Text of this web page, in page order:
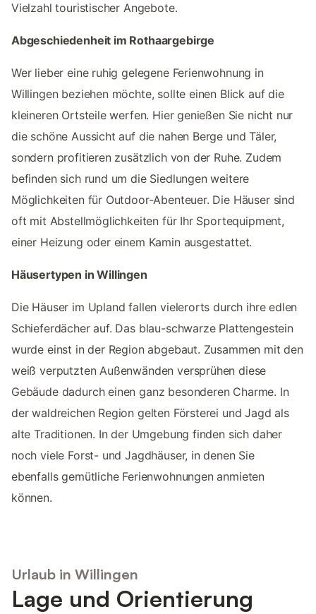
Vielzahl touristischer Angebote.
Abgeschiedenheit im Rothaargebirge
Wer lieber eine ruhig gelegene Ferienwohnung in
Willingen beziehen möchte, sollte einen Blick auf die
kleineren Ortsteile werfen. Hier genießen Sie nicht nur
die schöne Aussicht auf die nahen Berge und Täler,
sondern profitieren zusätzlich von der Ruhe. Zudem
befinden sich rund um die Siedlungen weitere
Möglichkeiten für Outdoor-Abenteuer. Die Häuser sind
oft mit Abstellmöglichkeiten für Ihr Sportequipment,
einer Heizung oder einem Kamin ausgestattet.
Häusertypen in Willingen
Die Häuser im Upland fallen vielerorts durch ihre edlen
Schieferdächer auf. Das blau-schwarze Plattengestein
wurde einst in der Region abgebaut. Zusammen mit den
weiß verputzten Außenwänden versprühen diese
Gebäude dadurch einen ganz besonderen Charme. In
der waldreichen Region gelten Försterei und Jagd als
alte Traditionen. In der Umgebung finden sich daher
noch viele Forst- und Jagdhäuser, in denen Sie
ebenfalls gemütliche Ferienwohnungen anmieten
können.
Urlaub in Willingen
Lage und Orientierung